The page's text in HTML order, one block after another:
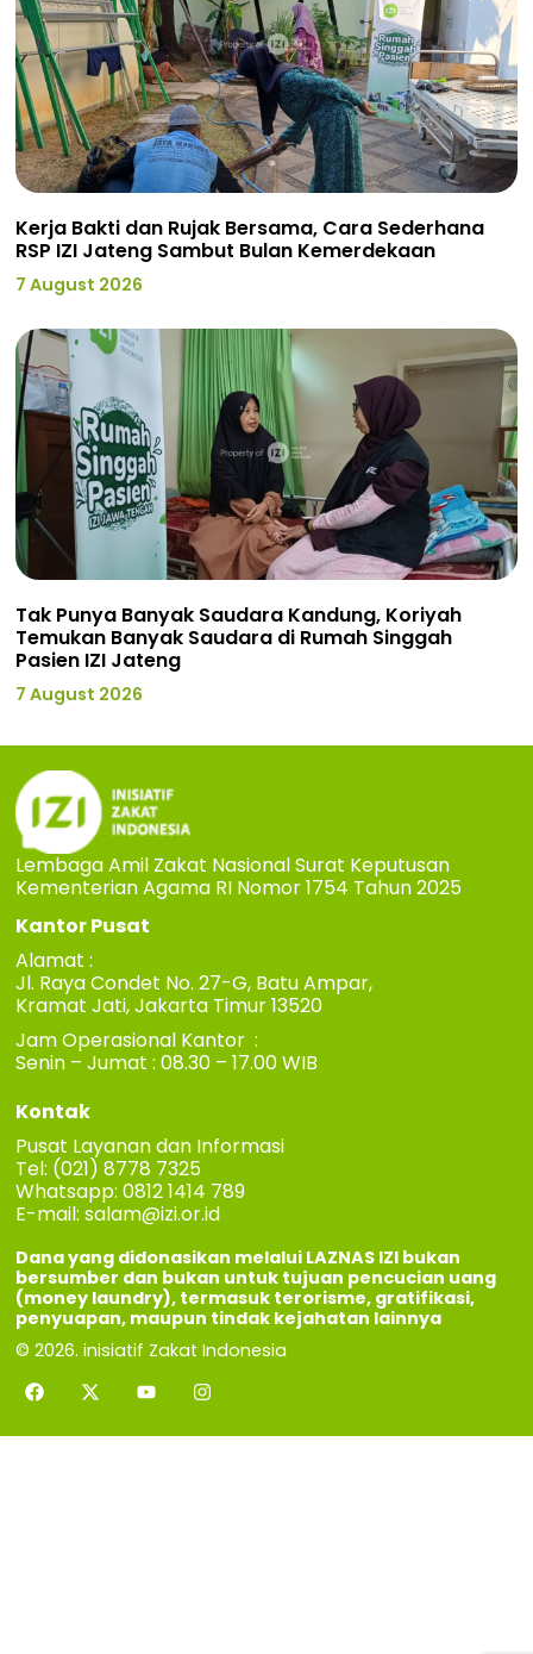
Kerja Bakti dan Rujak Bersama, Cara Sederhana
RSP IZI Jateng Sambut Bulan Kemerdekaan
7 August 2026
Tak Punya Banyak Saudara Kandung, Koriyah
Temukan Banyak Saudara di Rumah Singgah
Pasien IZI Jateng
7 August 2026
Lembaga Amil Zakat Nasional Surat Keputusan
Kementerian Agama RI Nomor 1754 Tahun 2025
Kantor Pusat
Alamat :
Jl. Raya Condet No. 27-G, Batu Ampar,
Kramat Jati, Jakarta Timur 13520
Jam Operasional Kantor :
Senin – Jumat : 08.30 – 17.00 WIB
Kontak
Pusat Layanan dan Informasi
Tel: (021) 8778 7325
Whatsapp: 0812 1414 789
E-mail:salam@izi.or.id
Dana yang didonasikan melalui LAZNAS IZI bukan
bersumber dan bukan untuk tujuan pencucian uang
(money laundry), termasuk terorisme, gratifikasi,
penyuapan, maupun tindak kejahatan lainnya
© 2026. inisiatif Zakat Indonesia